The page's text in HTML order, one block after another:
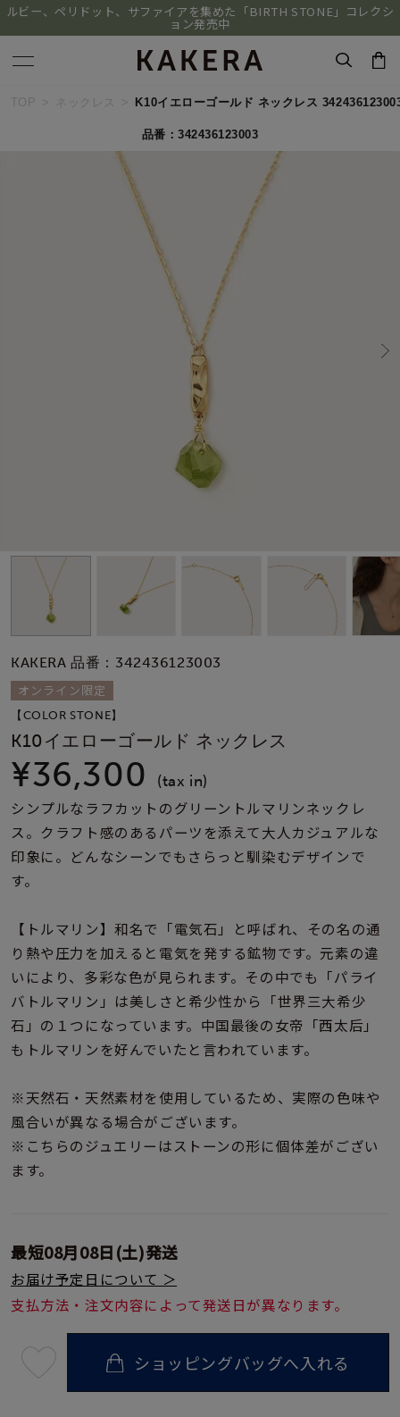
ルビー、ペリドット、サファイアを集めた「BIRTH STONE」コレクシ
ョン発売中
キーワードで検索する
人気検索キーワード
#ハーフエタニティリング
#ダイヤモンド ネックレス #eギフト
モチーフ
石の色
ファッションテイス
ト
着用シーン
コレクション
レディース
リングサイズ
～
メンズ
リングサイズ
～
価格 ¥0
在庫
TOP ネックレス K10イエローゴールド ネックレス
品番：342436123003
KAKERA 品番：342436123003
オンライン限定
【COLOR STONE】
K10イエローゴールド ネックレス
¥36,300 (tax in)
シンプルなラフカットのグリーントルマリンネックレ
ス。クラフト感のあるパーツを添えて大人カジュアルな
印象に。どんなシーンでもさらっと馴染むデザインで
す。
【トルマリン】和名で「電気石」と呼ばれ、その名の通
り熱や圧力を加えると電気を発する鉱物です。元素の違
いにより、多彩な色が見られます。その中でも「パライ
バトルマリン」は美しさと希少性から「世界三大希少
石」の１つになっています。中国最後の女帝「西太后」
もトルマリンを好んでいたと言われています。
※天然石・天然素材を使用しているため、実際の色味や
風合いが異なる場合がございます。
※こちらのジュエリーはストーンの形に個体差がござい
ます。
最短08月08日(土)発送
お届け予定日について ＞
支払方法・注文内容によって発送日が異なります。
08
ショッピングバッグへ入れる